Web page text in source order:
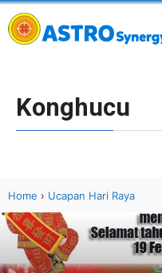
Skip
to
Konghucu
Home › Ucapan Hari Raya